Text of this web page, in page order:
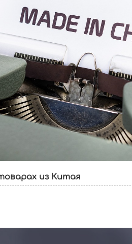
из Китая